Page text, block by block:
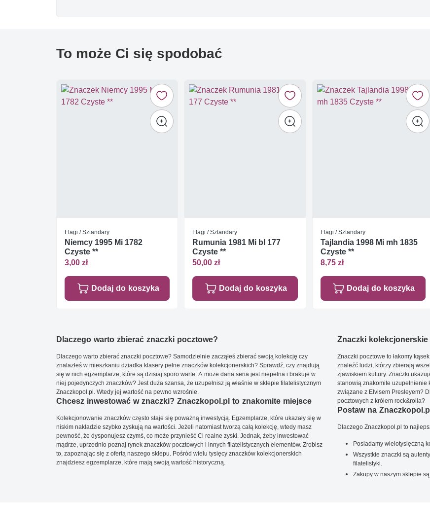
To może Ci się spodobać
Flagi / Sztandary
Niemcy 1995 Mi 1782
Czyste **
3,00 zł
Dodaj do koszyka
Flagi / Sztandary
Rumunia 1981 Mi bl 177
Czyste **
50,00 zł
Dodaj do koszyka
Flagi / Sztandary
Tajlandia 1998 Mi mh 1835
Czyste **
8,75 zł
Dodaj do koszyka
Dlaczego warto zbierać znaczki pocztowe?
Dlaczego warto zbierać znaczki pocztowe? Samodzielnie zacząłeś zbierać swoją kolekcję czy
znalazłeś w mieszkaniu dziadka klasery pełne znaczków kolekcjonerskich? Sprawdź, czy znajdują
się w nich egzemplarze, które są dzisiaj sporo warte. A może dana seria jest niepełna i brakuje w
niej pojedynczych znaczków? Jest duża szansa, że uzupełnisz ją właśnie w sklepie filatelistycznym
Znaczkopol.pl. Wtedy jej wartość na pewno wzrośnie.
Chcesz inwestować w znaczki? Znaczkopol.pl to znakomite miejsce
Kolekcjonowanie znaczków często staje się poważną inwestycją. Egzemplarze, które ukazały się w
niskim nakładzie szybko zyskują na wartości. Jeżeli natomiast tworzą całą kolekcję, wtedy masz
pewność, że dysponujesz czymś, co może przynieść Ci realne zyski. Jednak, żeby inwestować
mądrze, uprzednio poznaj rynek znaczków pocztowych i innych filatelistycznych elementów. Zrobisz
to, zapoznając się z ofertą naszego sklepu. Pośród wielu tysięcy znaczków kolekcjonerskich
znajdziesz egzemplarze, które mają swoją wartość historyczną.
Znaczki
Znaczki pocztowe to łakomy
znaleźć ludzi, którzy zbierają
zjawiskiem kultury. Znaczki
stanowią znakomite
związane z Elvisem Presleyem?
pocztowych z królem rock&rolla?
Postaw na Znaczkopol.pl
Dlaczego Znaczkopol.pl to
Posiadamy wielotysięczną
Wszystkie znaczki są
filatelistyki.
Zakupy w naszym sklepie